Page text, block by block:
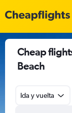
Cheap
Beach
Ida y vuelta